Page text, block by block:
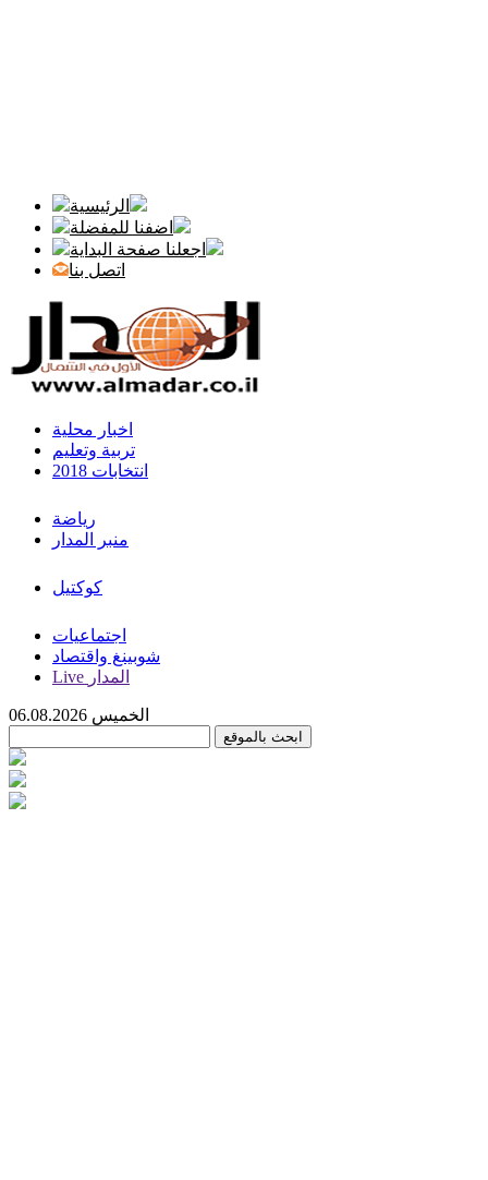
الرئيسية
اضفنا للمفضلة
اجعلنا صفحة البداية
اتصل بنا
اخبار محلية
تربية وتعليم
انتخابات 2018
رياضة
منبر المدار
كوكتيل
اجتماعيات
شوبينغ واقتصاد
Live المدار